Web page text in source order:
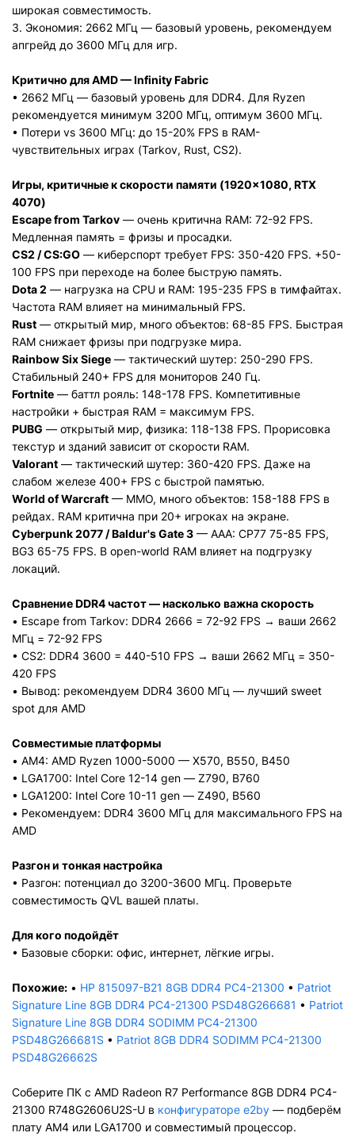
широкая совместимость.
3. Экономия: 2662 МГц — базовый уровень, рекомендуем
апгрейд до 3600 МГц для игр.
Критично для AMD — Infinity Fabric
• 2662 МГц — базовый уровень для DDR4. Для Ryzen
рекомендуется минимум 3200 МГц, оптимум 3600 МГц.
• Потери vs 3600 МГц: до 15-20% FPS в RAM-
чувствительных играх (Tarkov, Rust, CS2).
Игры, критичные к скорости памяти (1920×1080, RTX
4070)
Escape from Tarkov — очень критична RAM: 72-92 FPS.
Медленная память = фризы и просадки.
CS2 / CS:GO — киберспорт требует FPS: 350-420 FPS. +50-
100 FPS при переходе на более быструю память.
Dota 2 — нагрузка на CPU и RAM: 195-235 FPS в тимфайтах.
Частота RAM влияет на минимальный FPS.
Rust — открытый мир, много объектов: 68-85 FPS. Быстрая
RAM снижает фризы при подгрузке мира.
Rainbow Six Siege — тактический шутер: 250-290 FPS.
Стабильный 240+ FPS для мониторов 240 Гц.
Fortnite — баттл рояль: 148-178 FPS. Компетитивные
настройки + быстрая RAM = максимум FPS.
PUBG — открытый мир, физика: 118-138 FPS. Прорисовка
текстур и зданий зависит от скорости RAM.
Valorant — тактический шутер: 360-420 FPS. Даже на
слабом железе 400+ FPS с быстрой памятью.
World of Warcraft — MMO, много объектов: 158-188 FPS в
рейдах. RAM критична при 20+ игроках на экране.
Cyberpunk 2077 / Baldur's Gate 3 — AAA: CP77 75-85 FPS,
BG3 65-75 FPS. В open-world RAM влияет на подгрузку
локаций.
Сравнение DDR4 частот — насколько важна скорость
• Escape from Tarkov: DDR4 2666 = 72-92 FPS → ваши 2662
МГц = 72-92 FPS
• CS2: DDR4 3600 = 440-510 FPS → ваши 2662 МГц = 350-
420 FPS
• Вывод: рекомендуем DDR4 3600 МГц — лучший sweet
spot для AMD
Совместимые платформы
• AM4: AMD Ryzen 1000-5000 — X570, B550, B450
• LGA1700: Intel Core 12-14 gen — Z790, B760
• LGA1200: Intel Core 10-11 gen — Z490, B560
• Рекомендуем: DDR4 3600 МГц для максимального FPS на
AMD
Разгон и тонкая настройка
• Разгон: потенциал до 3200-3600 МГц. Проверьте
совместимость QVL вашей платы.
Для кого подойдёт
• Базовые сборки: офис, интернет, лёгкие игры.
Похожие: • HP 815097-B21 8GB DDR4 PC4-21300 • Patriot
Signature Line 8GB DDR4 PC4-21300 PSD48G266681 • Patriot
Signature Line 8GB DDR4 SODIMM PC4-21300
PSD48G266681S • Patriot 8GB DDR4 SODIMM PC4-21300
PSD48G26662S
Соберите ПК с AMD Radeon R7 Performance 8GB DDR4 PC4-
21300 R748G2606U2S-U в конфигураторе e2by — подберём
плату AM4 или LGA1700 и совместимый процессор.